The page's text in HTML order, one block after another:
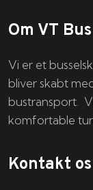
Om VT Bus
Vi er et
bliver skabt
bustransport.
komfortable
Kontakt os